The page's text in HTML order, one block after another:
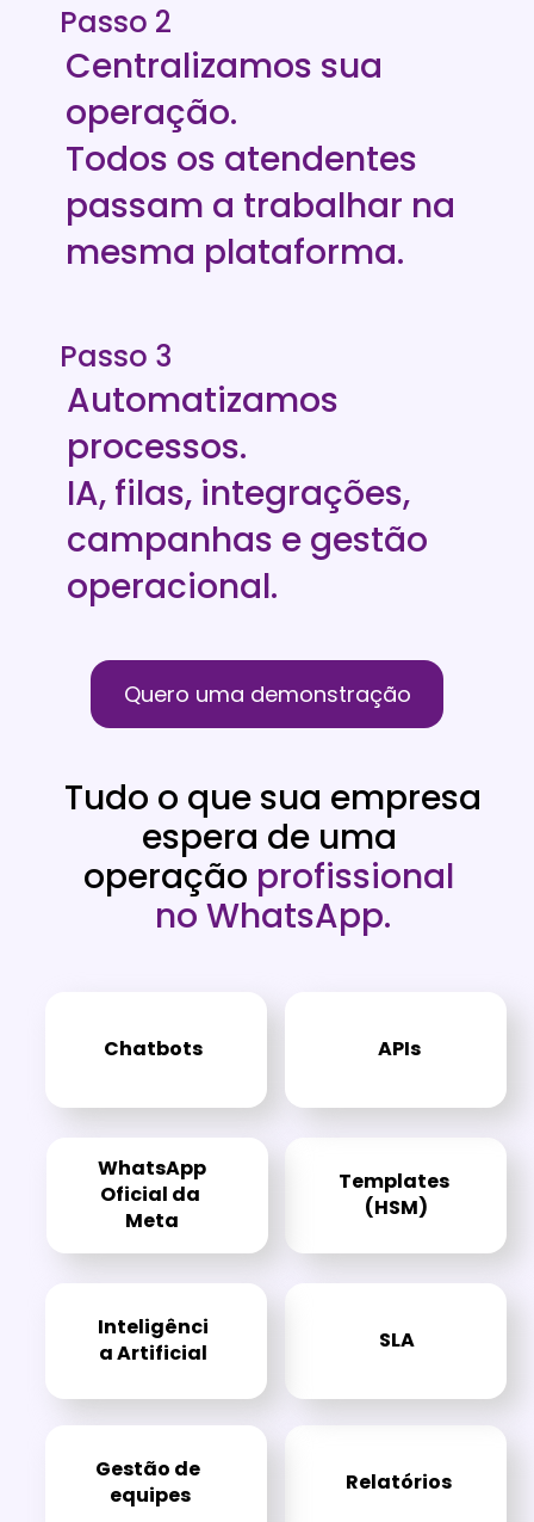
Passo 2
Passo 3
Centralizamos sua
operação.
Todos os atendentes
passam a trabalhar na
mesma plataforma.
Automatizamos
processos.
IA, filas, integrações,
campanhas e gestão
operacional.
Quero uma demonstração
Tudo o que sua empresa
espera de uma
operação profissional
no WhatsApp.
Gestão de
equipes
Relatórios
SLA
Inteligênci
a Artificial
WhatsApp
Oficial da
Meta
Templates
(HSM)
Chatbots APIs